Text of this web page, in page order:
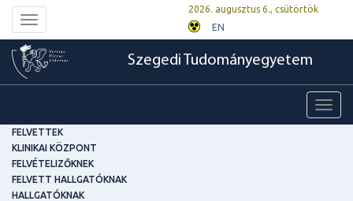
Toggle
navigation
2026. augusztus 6., csütörtök
EN
Szegedi Tudományegyetem
FELVETTEK
KLINIKAI KÖZPONT
FELVÉTELIZŐKNEK
FELVETT HALLGATÓKNAK
HALLGATÓKNAK